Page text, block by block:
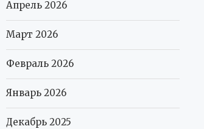
Апрель 2026
Март 2026
Февраль 2026
Январь 2026
Декабрь 2025